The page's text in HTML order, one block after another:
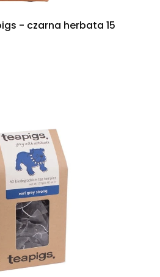
- czarna herbata 15